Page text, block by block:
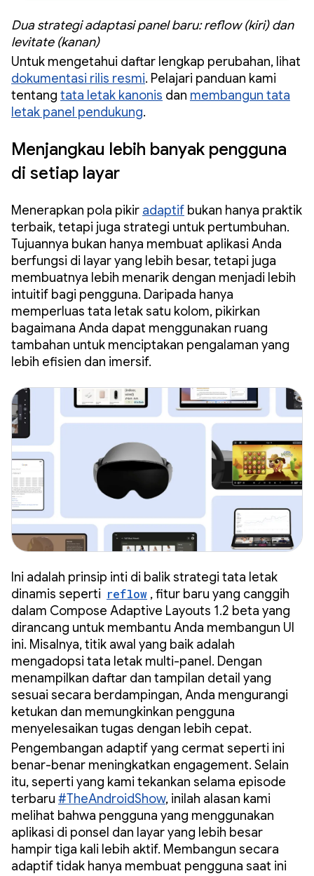
Dua strategi adaptasi panel baru: reflow (kiri) dan
levitate (kanan)
Untuk mengetahui daftar lengkap perubahan, lihat
dokumentasi rilis resmi. Pelajari panduan kami
tentang tata letak kanonis dan membangun tata
letak panel pendukung.
Menjangkau lebih banyak pengguna
di setiap layar
Menerapkan pola pikir adaptif bukan hanya praktik
terbaik, tetapi juga strategi untuk pertumbuhan.
Tujuannya bukan hanya membuat aplikasi Anda
berfungsi di layar yang lebih besar, tetapi juga
membuatnya lebih menarik dengan menjadi lebih
intuitif bagi pengguna. Daripada hanya
memperluas tata letak satu kolom, pikirkan
bagaimana Anda dapat menggunakan ruang
tambahan untuk menciptakan pengalaman yang
lebih efisien dan imersif.
Ini adalah prinsip inti di balik strategi tata letak
dinamis seperti reflow , fitur baru yang canggih
dalam Compose Adaptive Layouts 1.2 beta yang
dirancang untuk membantu Anda membangun UI
ini. Misalnya, titik awal yang baik adalah
mengadopsi tata letak multi-panel. Dengan
menampilkan daftar dan tampilan detail yang
sesuai secara berdampingan, Anda mengurangi
ketukan dan memungkinkan pengguna
menyelesaikan tugas dengan lebih cepat.
Pengembangan adaptif yang cermat seperti ini
benar-benar meningkatkan engagement. Selain
itu, seperti yang kami tekankan selama episode
terbaru #TheAndroidShow, inilah alasan kami
melihat bahwa pengguna yang menggunakan
aplikasi di ponsel dan layar yang lebih besar
hampir tiga kali lebih aktif. Membangun secara
adaptif tidak hanya membuat pengguna saat ini